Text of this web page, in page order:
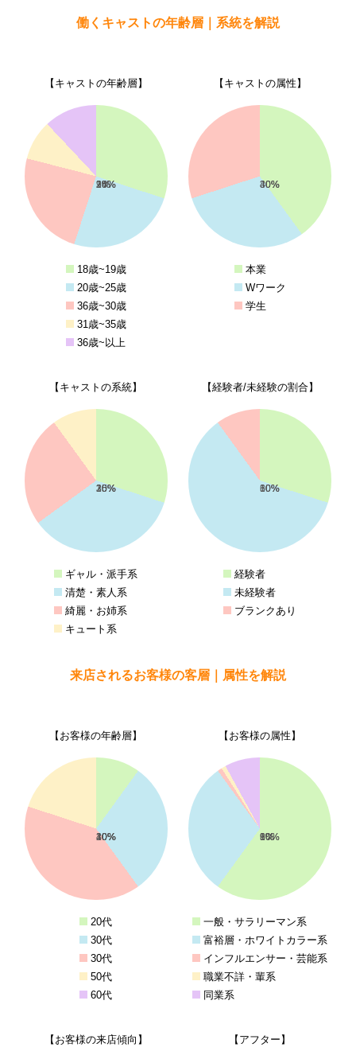
働くキャストの年齢層｜系統を解説
【キャストの年齢層】
30%
25%
24%
9%
1%
18歳~19歳
20歳~25歳
36歳~30歳
31歳~35歳
36歳~以上
【キャストの属性】
40%
30%
30%
本業
Wワーク
学生
【キャストの系統】
30%
35%
25%
10%
ギャル・派手系
清楚・素人系
綺麗・お姉系
キュート系
【経験者/未経験の割合】
30%
60%
10%
経験者
未経験者
ブランクあり
来店されるお客様の客層｜属性を解説
【お客様の年齢層】
10%
30%
40%
20%
10%
20代
30代
30代
50代
60代
【お客様の属性】
60%
30%
1%
1%
9%
一般・サラリーマン系
富裕層・ホワイトカラー系
インフルエンサー・芸能系
職業不詳・輩系
同業系
【お客様の来店傾向】 【アフター】